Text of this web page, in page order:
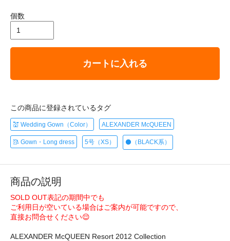
個数
カートに入れる
この商品に登録されているタグ
💒 Wedding Gown（Color） ALEXANDER McQUEEN
🥻 Gown・Long dress 5号（XS） ⚫️（BLACK系）
商品の説明
SOLD OUT表記の期間中でも
ご利用日が空いている場合はご案内が可能ですので、
直接お問合せください😌
ALEXANDER McQUEEN Resort 2012 Collection